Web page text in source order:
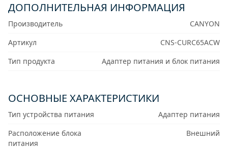
ДОПОЛНИТЕЛЬНАЯ ИНФОРМАЦИЯ
Производитель
CANYON
Артикул
CNS-CURC65ACW
Тип продукта
Адаптер питания и блок питания
ОСНОВНЫЕ ХАРАКТЕРИСТИКИ
Тип устройства питания
Адаптер питания
Расположение блока
питания
Внешний